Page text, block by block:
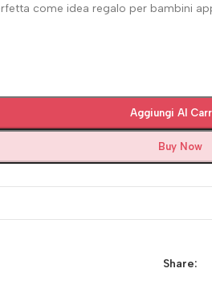
come idea regalo per bambini
Aggiungi Al
Buy Now
Share: